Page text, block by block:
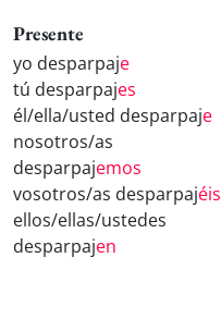
Presente
yo desparpaje
tú desparpajes
él/ella/usted desparpaje
nosotros/as
desparpajemos
vosotros/as desparpajéis
ellos/ellas/ustedes
desparpajen